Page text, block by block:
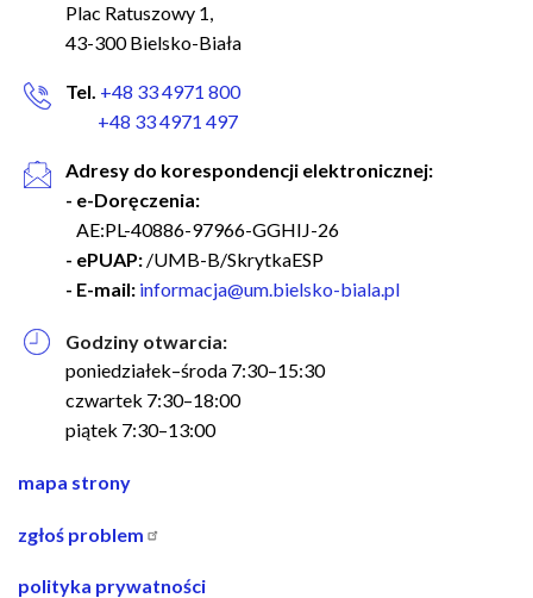
Plac Ratuszowy 1,
43-300 Bielsko-Biała
Tel. +48 33 4971 800
+48 33 4971 497
Adresy do korespondencji elektronicznej:
- e-Doręczenia:
AE:PL-40886-97966-GGHIJ-26
- ePUAP: /UMB-B/SkrytkaESP
- E-mail: informacja@um.bielsko-biala.pl
Godziny otwarcia:
poniedziałek–środa 7:30–15:30
czwartek 7:30–18:00
piątek 7:30–13:00
nawigacja
stopce
mapa strony
zgłoś problem
polityka prywatności